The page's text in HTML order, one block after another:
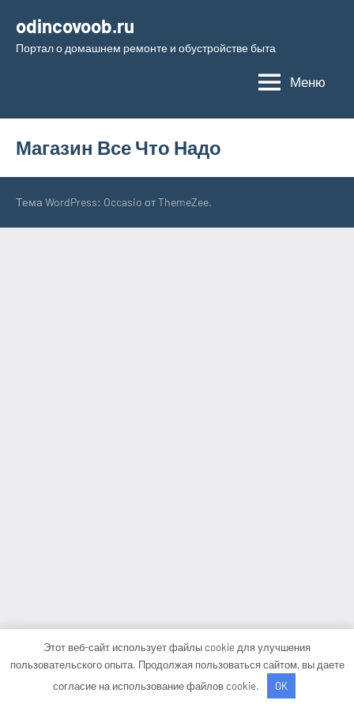
содержимому
odincovoob.ru
Портал о домашнем ремонте и обустройстве быта
Меню
Магазин Все Что Надо
Тема WordPress: Occasio от ThemeZee.
Этот веб-сайт использует файлы cookie для улучшения
пользовательского опыта. Продолжая пользоваться сайтом, вы даете
согласие на использование файлов cookie.
OK